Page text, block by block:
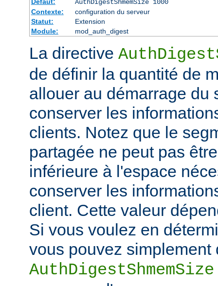
AuthDigestShmemSize 1000
Contexte:
configuration du serveur
Statut:
Extension
Module:
mod_auth_digest
La directive
de définir la quantité de
allouer au démarrage du
conserver les
clients. Notez que le
partagée ne peut pas
inférieure à l'espace
conserver les
client. Cette valeur
Si vous voulez en
vous pouvez simplement
AuthDigestShmemSize